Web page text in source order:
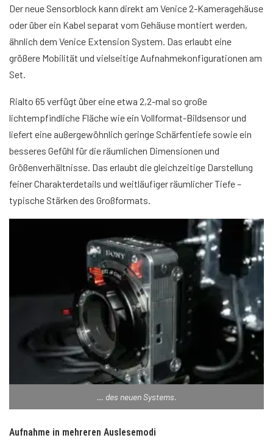
Der neue Sensorblock kann direkt am Venice 2-Kameragehäuse
oder über ein Kabel separat vom Gehäuse montiert werden,
ähnlich dem Venice Extension System. Das erlaubt eine
größere Mobilität und vielseitige Aufnahmekonfigurationen am
Set.
Rialto 65 verfügt über eine etwa 2,2-mal so große
lichtempfindliche Fläche wie ein Vollformat-Bildsensor und
liefert eine außergewöhnlich geringe Schärfentiefe sowie ein
besseres Gefühl für die räumlichen Dimensionen und
Größenverhältnisse. Das erlaubt die gleichzeitige Darstellung
feiner Charakterdetails und weitläufiger räumlicher Tiefe –
typische Stärken des Großformats.
… des neuen Systems.
Aufnahme in mehreren Auslesemodi